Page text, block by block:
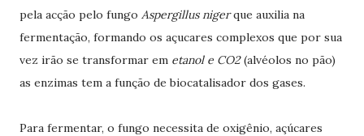
pela acção pelo fungo Aspergillus nigerque auxilia na
fermentação, formando os açucares complexos que por sua
vez irão se transformar em etanol e CO2(alvéolos no pão)
as enzimas tem a função de biocatalisador dos gases.
Para fermentar, o fungo necessita de oxigênio, açúcares